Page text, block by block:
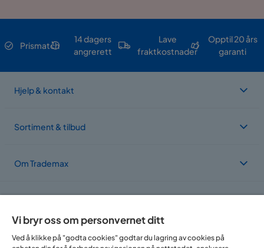
Prismatch
14 dagers
angrerett
Lave
fraktkostnader
Opptil 20 års
garanti
Hjelp & kontakt
Sortiment & tilbud
Om Trademax
Vi bryr oss om personvernet ditt
Ved å klikke på "godta cookies" godtar du lagring av cookies på